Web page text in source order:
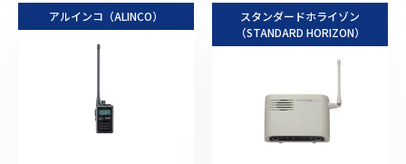
アルインコ（ALINCO）
スタンダードホライゾン
（STANDARD HORIZON）